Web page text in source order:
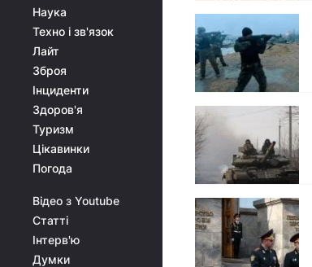
Наука
Техно і зв'язок
Лайт
Зброя
Інциденти
Здоров'я
Туризм
Цікавинки
Погода
Відео з Youtube
Статті
Інтерв'ю
Думки